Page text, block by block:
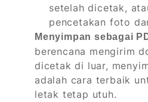
setelah dicetak,
pencetakan foto
Menyimpan sebagai
berencana mengirim
dicetak di luar,
adalah cara terbaik
letak tetap utuh.